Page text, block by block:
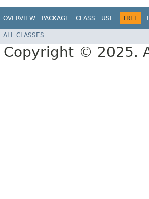
OVERVIEW PACKAGE CLASS USE TREE
ALL CLASSES
Copyright © 2025.